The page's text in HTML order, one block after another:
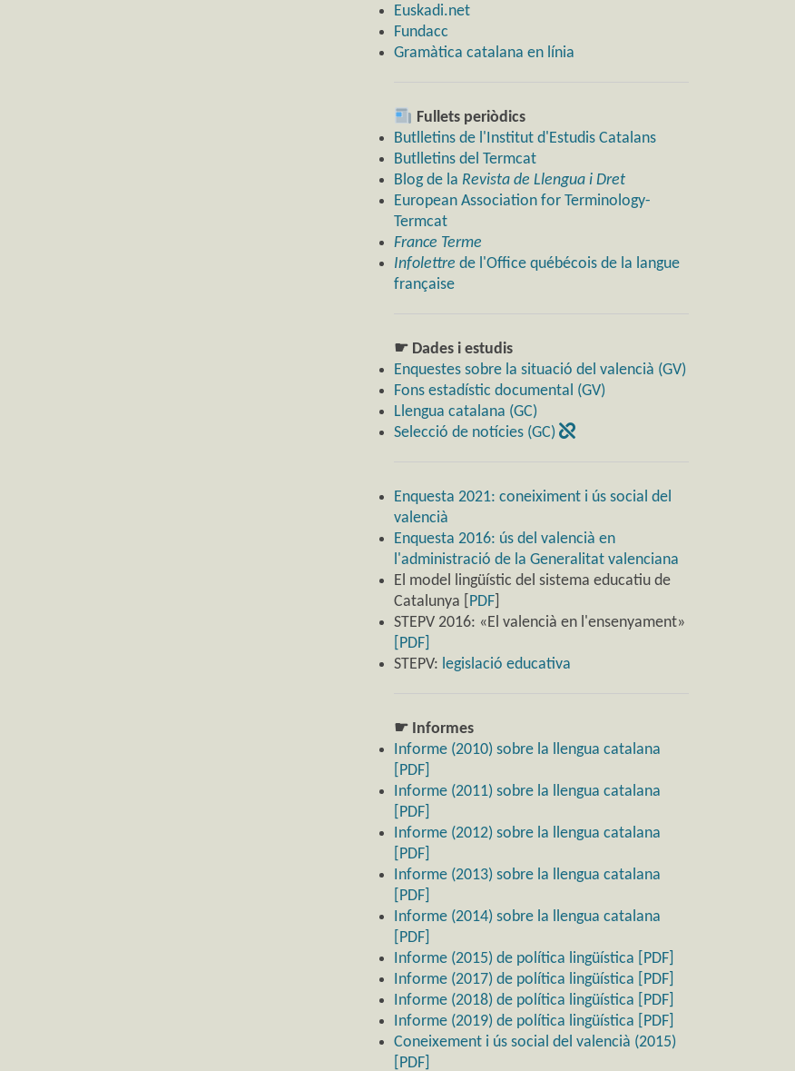
Euskadi.net
Fundacc
Gramàtica catalana en línia
Fullets periòdics
Butlletins de l'Institut d'Estudis Catalans
Butlletins del Termcat
Blog de la Revista de Llengua i Dret
European Association for Terminology-
Termcat
France Terme
Infolettre de l'Office québécois de la langue
française
☛ Dades i estudis
Enquestes sobre la situació del valencià (GV)
Fons estadístic documental (GV)
Llengua catalana (GC)
Selecció de notícies (GC)
Enquesta 2021: coneiximent i ús social del
valencià
Enquesta 2016: ús del valencià en
l'administració de la Generalitat valenciana
El model lingüístic del sistema educatiu de
Catalunya [
PDF
STEPV 2016: «El valencià en l'ensenyament»
[PDF]
STEPV: legislació educativa
☛ Informes
Informe (2010) sobre la llengua catalana
[PDF]
Informe (2011) sobre la llengua catalana
[PDF]
Informe (2012) sobre la llengua catalana
[PDF]
Informe (2013) sobre la llengua catalana
[PDF]
Informe (2014) sobre la llengua catalana
[PDF]
Informe (2015) de política lingüística [PDF]
Informe (2017) de política lingüística [PDF]
Informe (2018) de política lingüística [PDF]
Informe (2019) de política lingüística [PDF]
Coneixement i ús social del valencià (2015)
[PDF]